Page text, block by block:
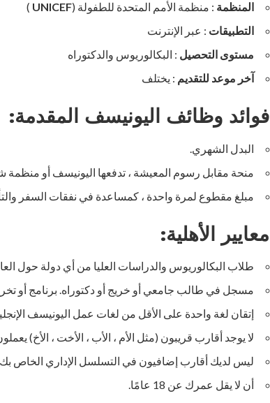
المنظمة : منظمة الأمم المتحدة للطفولة (UNICEF
)
التطبيقات : عبر الإنترنت
مستوى التحصيل : البكالوريوس والدكتوراه
آخر موعد للتقديم : يختلف
فوائد وظائف اليونيسف المقدمة:
البدل الشهري.
منحة مقابل رسوم المعيشة ، تدفعها اليونيسف أو منظمة
مبلغ مقطوع لمرة واحدة ، كمساعدة في نفقات السفر
معايير الأهلية:
طلاب البكالوريوس والدراسات العليا من أي دولة حول
مسجل في طالب جامعي أو خريج أو دكتوراه. برنامج أو
إتقان لغة واحدة على الأقل من لغات عمل اليونيسف
لا يوجد أقارب قريبون (مثل الأم ، الأب ، الأخت ، الأخ)
ليس لديك أقارب إضافيون في التسلسل الإداري الخاص
أن لا يقل عمرك عن 18 عامًا.